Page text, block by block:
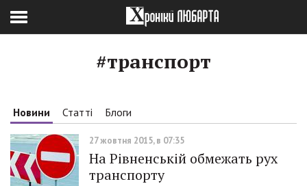
#транспорт
Новини Статті Блоги
27 жовтня 2015, в 07:35
На Рівненській обмежать рух
транспорту